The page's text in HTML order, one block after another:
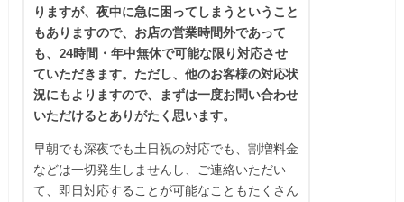
りますが、夜中に急に困ってしまうということ
もありますので、お店の営業時間外であって
も、24時間・年中無休で可能な限り対応させ
ていただきます。ただし、他のお客様の対応状
況にもよりますので、まずは一度お問い合わせ
いただけるとありがたく思います。
早朝でも深夜でも土日祝の対応でも、割増料金
などは一切発生しませんし、ご連絡いただい
て、即日対応することが可能なこともたくさん